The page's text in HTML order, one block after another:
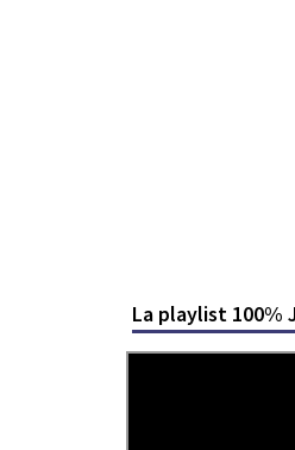
La playlist 100%